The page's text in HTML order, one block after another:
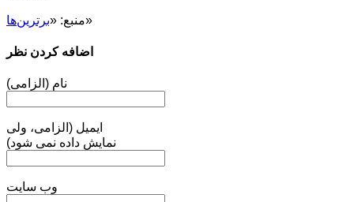
منبع: «برترین‌ها »
اضافه کردن نظر
نام (الزامی)
ایمیل (الزامی، ولی
نمایش داده نمی شود)
وب سایت